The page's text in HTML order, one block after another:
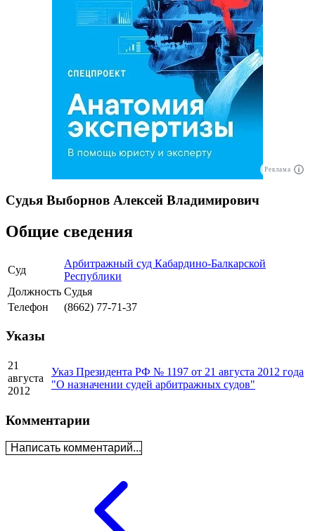
Реклама
Судья Выборнов Алексей Владимирович
Общие сведения
Суд
Арбитражный суд Кабардино-Балкарской
Республики
Должность Судья
Телефон
(8662) 77-71-37
Указы
21
августа
2012
Указ Президента РФ № 1197 от 21 августа 2012 года
"О назначении судей арбитражных судов"
Комментарии
Написать комментарий...